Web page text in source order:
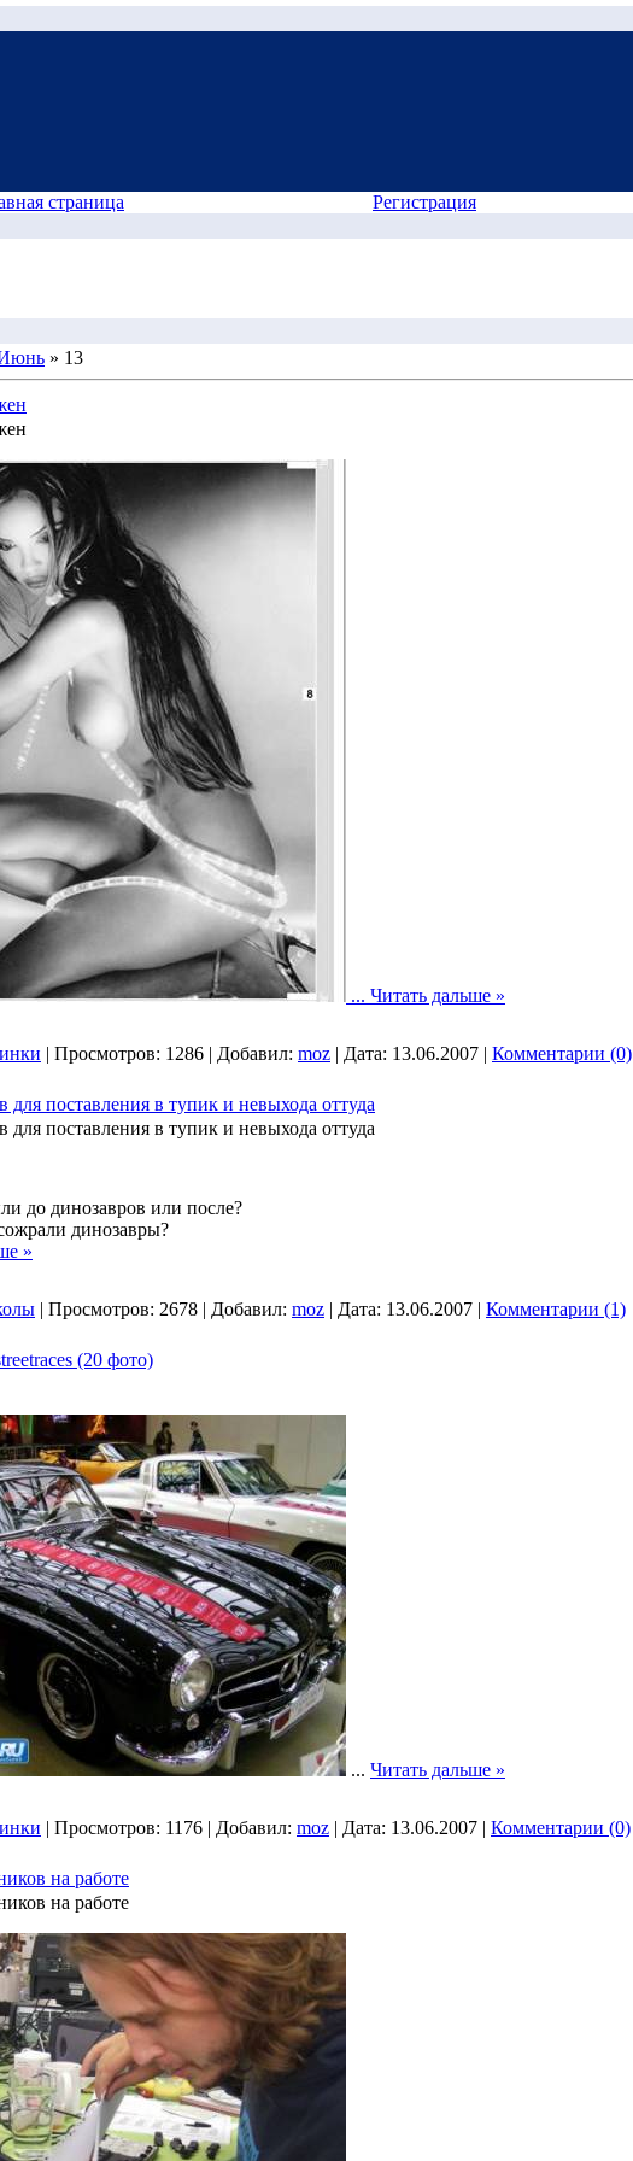
страница Регистрация
» 13
... Читать дальше »
| Просмотров: 1286 | Добавил: moz | Дата: 13.06.2007 | Комментарии (0)
для поставления в тупик и невыхода оттуда
для поставления в тупик и невыхода оттуда
до динозавров или после?
динозавры?
»
| Просмотров: 2678 | Добавил: moz | Дата: 13.06.2007 | Комментарии (1)
(20 фото)
... Читать дальше »
| Просмотров: 1176 | Добавил: moz | Дата: 13.06.2007 | Комментарии (0)
на работе
на работе